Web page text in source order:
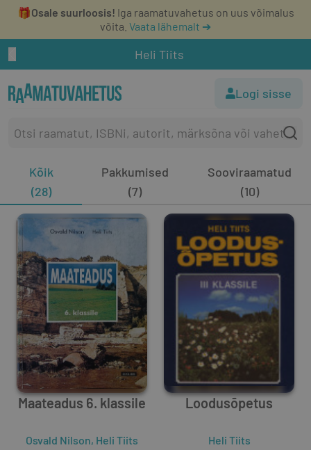
🎁Osale suurloosis! Iga raamatuvahetus on uus võimalus
võita. Vaata lähemalt ➔
Heli Tiits
Logi sisse
Kõik
(28)
Pakkumised
(7)
Sooviraamatud
(10)
Maateadus 6. klassile
Osvald Nilson, Heli Tiits
Loodusõpetus
Heli Tiits